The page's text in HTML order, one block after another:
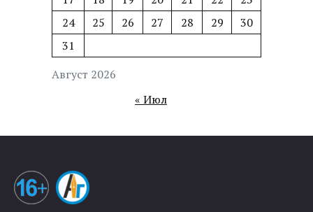
Август 2026
24
25 26 27 28 29
30
31
« Июл